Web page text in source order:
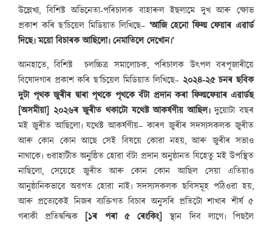
উল্লেখ্য, বিশিষ্ট অভিনেতা-পৰিচালক বাহাৰুল ইছলামে দুখ আৰু ক্ষোভ
প্ৰকাশ কৰি ছ’চিয়েল মিডিয়াত লিখিছে– ‘আজি হেনো ফিল্ম ফেয়াৰ এৱাৰ্ড
দিছে৷ ময়ো বিচাৰক আছিলো৷ নেমাতিলে দেখোন৷’
আনহাতে, বিশিষ্ট চলচ্চিত্ৰ সমালোচক, পৰিচালক উৎপল বৰপূজাৰীয়ে
বিষোদগাৰ প্ৰকাশ কৰি ছ’চিয়েল মিডিয়াত লিখিছে– ২০২৪-২৫ চনৰ ছবিক
দুটা পৃথক জুৰীৰ দ্বাৰা পৃথকে পৃথকে বঁটা প্ৰদান কৰা ফিল্মফেয়াৰ এৱাৰ্ডছ
[অসমীয়া] ২০২৬ৰ জুৰীত থকাটো যথেষ্ট আকৰ্ষণীয় আছিল৷দুয়োটা বছৰ
মই জুৰীত আছিলো৷ যথেষ্ট আকৰ্ষণীয়– কাৰণ জুৰীৰ সদস্যসকলক জুৰীত
আৰু কোন কোন আছে সেই বিষয়ে কোৱা নহয়, আৰু জুৰীৰ সভাও
নাথাকে৷ গুৱাহাটীত অনুষ্ঠিত হোৱা বঁটা প্ৰদান অনুষ্ঠানত যিহেতু মই উপস্থিত
নাছিলো, সেয়েহে জুৰীত আৰু কোন কোন আছিল সেয়া এতিয়াও
আনুষ্ঠানিকভাৱে অৱগত হোৱা নাই৷ সদস্যসকলক ছবিসমূহ পঠিওৱা হয়,
আৰু প্ৰত্যেকেই নিজৰ ব্যক্তিগত বিচাৰ অনুসৰি প্ৰতিটো শাখাৰ শীৰ্ষ ৫
গৰাকী প্ৰতিদ্বন্দ্বিক [১ৰ পৰা ৫ ৰেংকিং]
স্থান দিব লাগে৷ পিছলৈ